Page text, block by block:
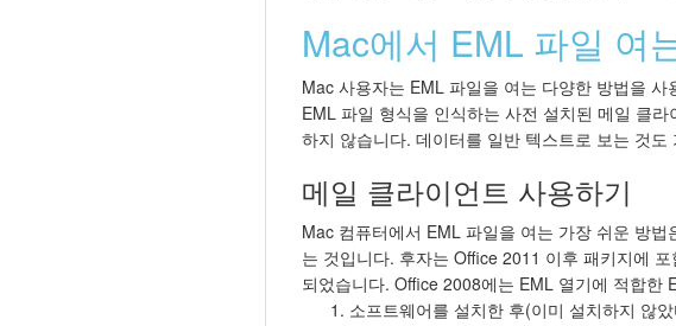
Mac에서 EML 파일 여
Mac 사용자는 EML 파일을 여는 다양한 방법을
EML 파일 형식을 인식하는 사전 설치된 메일 클
하지 않습니다. 데이터를 일반 텍스트로 보는 것도
메일 클라이언트 사용하기
Mac 컴퓨터에서 EML 파일을 여는 가장 쉬운 방
는 것입니다. 후자는 Office 2011 이후 패키지에
되었습니다. Office 2008에는 EML 열기에 적합한
소프트웨어를 설치한 후(이미 설치하지 않